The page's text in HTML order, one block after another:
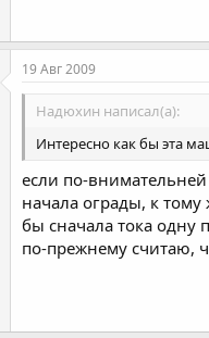
19 Авг 2009
Надюхин написал(а):
Интересно как бы эта
если по-
начала ограды, к
бы сначала тока одну
по-прежнему считаю,